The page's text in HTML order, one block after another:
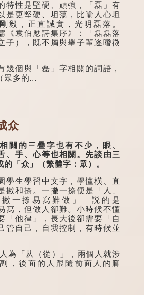
性是堅硬、頑強，「磊」有
是更堅硬、坦蕩，比喻人心坦
毅，正直誠實，光明磊落。
《袁伯應詩集序》：「磊磊落
子），既不屑與舉子輩逐嗜徵
個與「磊」字相關的詞語，
眾多的...
众
的三疊字也有不少，眼、
、手、心等也相關。先談由三
的「众」（繁體字：眾）。
生學習中文字，學懂橫、直
撇和捺。一撇一捺便是「人」
一捺易寫難做」，説的是
寫，但做人卻難。小時候不懂
「他律」，長大後卻需要「自
管自己，自我控制，有時候並
「从（從）」，兩個人就涉
，後面的人跟隨前面人的腳